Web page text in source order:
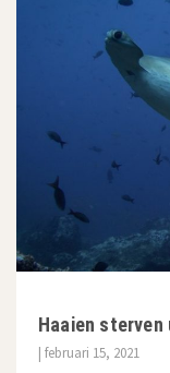
Haaien
| februari 15, 2021